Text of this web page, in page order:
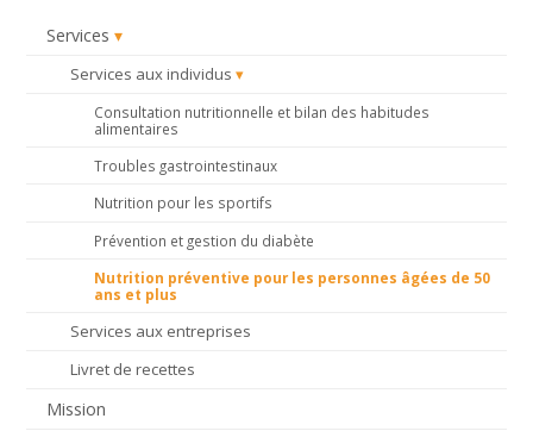
Services
Services aux individus
Consultation nutritionnelle et bilan des habitudes
alimentaires
Troubles gastrointestinaux
Nutrition pour les sportifs
Prévention et gestion du diabète
Nutrition préventive pour les personnes âgées de 50
ans et plus
Services aux entreprises
Livret de recettes
Mission